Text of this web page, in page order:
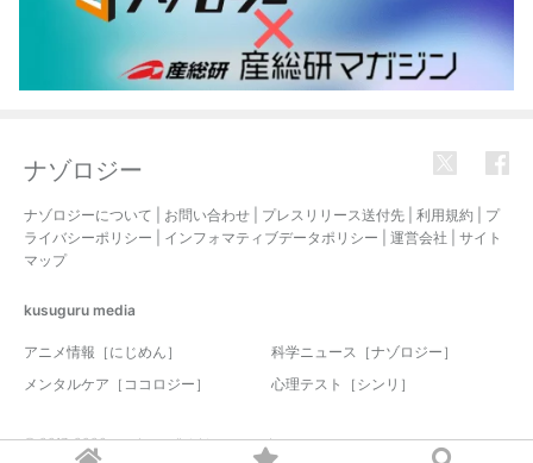
ナゾロジー
ナゾロジーについて お問い合わせ プレスリリース送付先 利用規約
プ
ライバシーポリシー
インフォマティブデータポリシー 運営会社
サイト
マップ
kusuguru media
アニメ情報［にじめん］
科学ニュース［ナゾロジー］
メンタルケア［ココロジー］
心理テスト［シンリ］
© 2017-2026 nazology. all rights reserved.